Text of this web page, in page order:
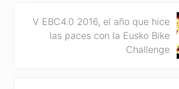
V EBC4.0 2016, el año que hice
las paces con la Eusko Bike
Challenge